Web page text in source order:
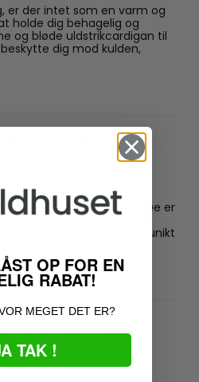
er der intet som en varm og
holde dig behagelig og
og bløde uldstrikcardigan til
dig mod kulden,
- Find din
ved islandske striktrøjer. De er
de er også fyldt med
du ønsker at tilføje noget unikt
holde dig...
i skøn uld - Den
kolde dage
OP FOR EN
RABAT!
MEGET DET ER?
TAK !